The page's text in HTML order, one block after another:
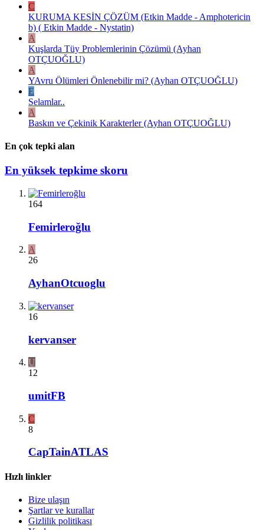
C
KURUMA KESİN ÇÖZÜM (Etkin Madde - Amphotericin
b) ( Etkin Madde - Nystatin)
A
Kuşlarda Tüy Problemlerinin Çözümü (Ayhan
OTÇUOĞLU)
A
YAvru Ölümleri Önlenebilir mi? (Ayhan OTÇUOĞLU)
E
Selamlar..
A
Baskın ve Çekinik Karakterler (Ayhan OTÇUOĞLU)
En çok tepki alan
En yüksek tepkime skoru
164
Femirleroğlu
A
26
AyhanOtcuoglu
16
kervanser
U
12
umitFB
C
8
CapTainATLAS
Hızlı linkler
Bize ulaşın
Şartlar ve kurallar
Gizlilik politikası